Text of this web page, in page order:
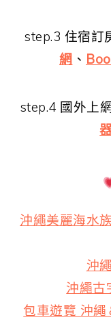
step.3 住宿訂
網 、
step.4 國外上
沖繩美麗海水
沖
沖繩古
包車遊覽 沖繩